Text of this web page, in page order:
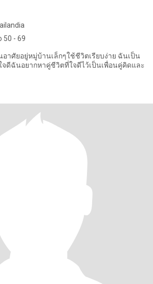
50 - 69
าศัยอยู่หมู่บ้านเล็กๆใช้ชีวิตเรียบง่าย ฉันเป็น
จดีฉันอยากหาคู่ชีวิตที่ใจดีไว้เป็นเพื่อนคู่คิดและ